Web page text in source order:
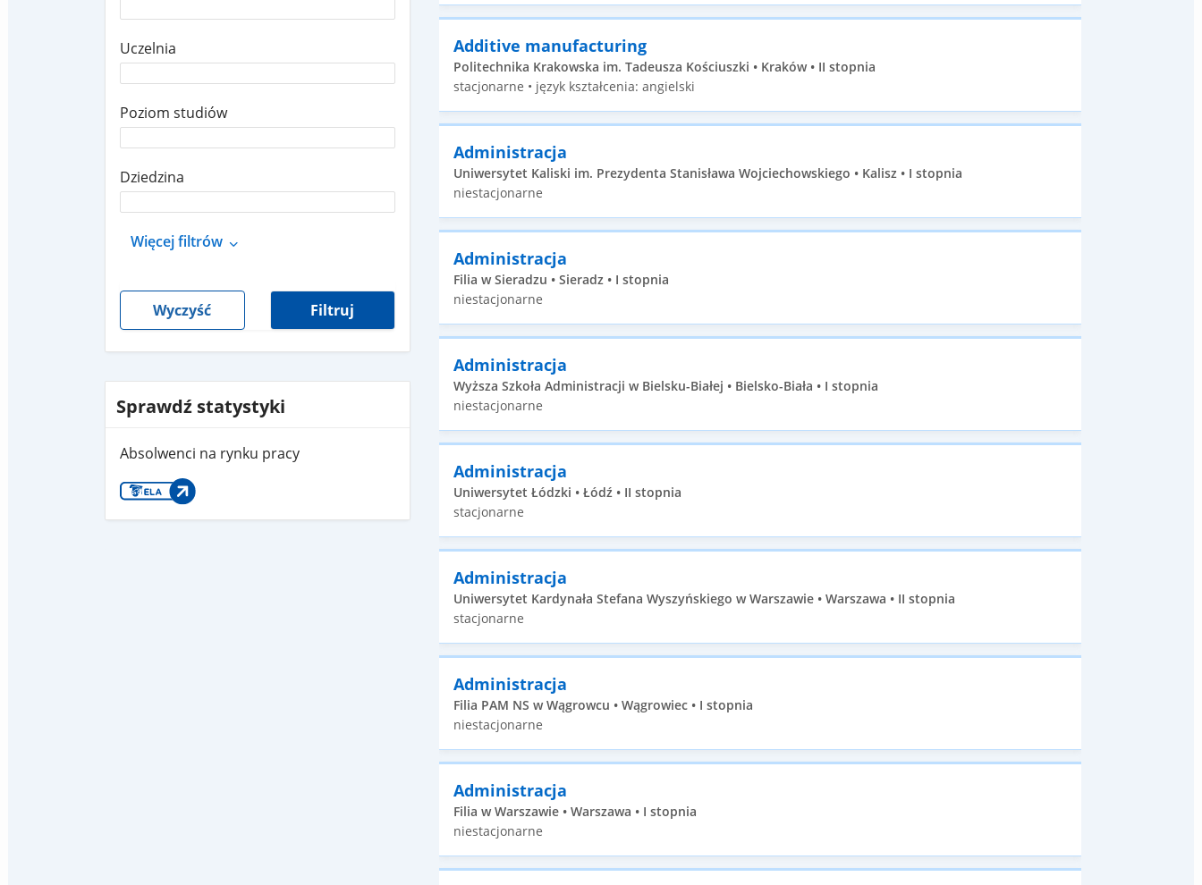
Uczelnia
Poziom studiów
Dziedzina
Więcej filtrów
Wyczyść Filtruj
Sprawdź statystyki
Absolwenci na rynku pracy
Additive manufacturing
Politechnika Krakowska im. Tadeusza Kościuszki • Kraków • II stopnia
stacjonarne • język kształcenia: angielski
Administracja
Uniwersytet Kaliski im. Prezydenta Stanisława Wojciechowskiego • Kalisz • I stopnia
niestacjonarne
Administracja
Filia w Sieradzu • Sieradz • I stopnia
niestacjonarne
Administracja
Wyższa Szkoła Administracji w Bielsku-Białej • Bielsko-Biała • I stopnia
niestacjonarne
Administracja
Uniwersytet Łódzki • Łódź • II stopnia
stacjonarne
Administracja
Uniwersytet Kardynała Stefana Wyszyńskiego w Warszawie • Warszawa • II stopnia
stacjonarne
Administracja
Filia PAM NS w Wągrowcu • Wągrowiec • I stopnia
niestacjonarne
Administracja
Filia w Warszawie • Warszawa • I stopnia
niestacjonarne